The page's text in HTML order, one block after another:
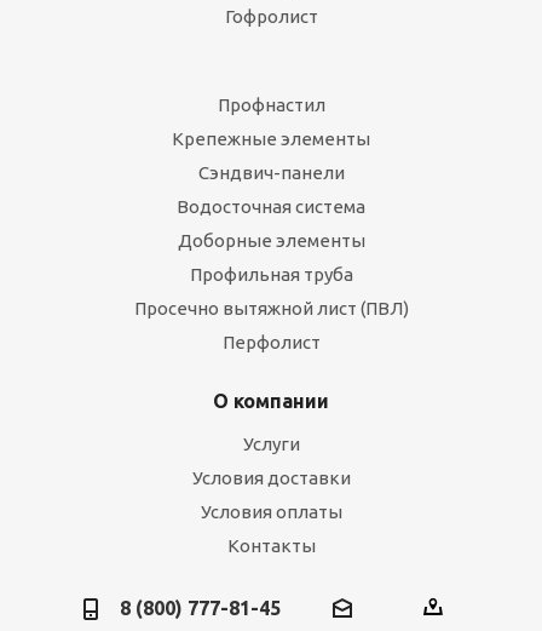
Гофролист
Профнастил
Крепежные элементы
Сэндвич-панели
Водосточная система
Доборные элементы
Профильная труба
Просечно вытяжной лист (ПВЛ)
Перфолист
О компании
Услуги
Условия доставки
Условия оплаты
Контакты
8 (800) 777-81-45